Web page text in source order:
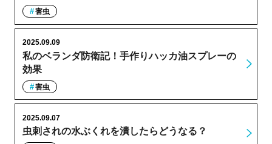
害虫
私のベランダ防衛記！手作りハッカ油スプレーの
効果
2025.09.09
害虫
虫刺されの水ぶくれを潰したらどうなる？
2025.09.07